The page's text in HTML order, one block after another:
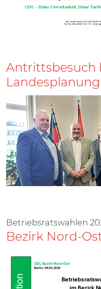
Antrittsbesuch
Betriebsratswahlen
Bezirk Nord-